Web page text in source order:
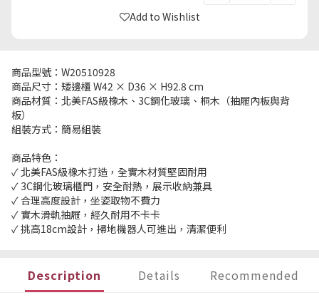
Add to Wishlist
商品型號：W20510928
商品尺寸：矮邊櫃 W42 × D36 × H92.8 cm
商品材質：北美FAS級橡木、3C鋼化玻璃、桐木（抽屜內板與背
板）
組裝方式：簡易組裝
商品特色：
✓ 北美FAS級橡木打造，全實木材質堅固耐用
✓ 3C鋼化玻璃櫃門，安全耐熱，展示收納兼具
✓ 合理高度設計，坐姿取物不費力
✓ 實木滑軌抽屜，經久耐用不卡卡
✓ 挑高18cm設計，掃地機器人可進出，清潔便利
Description Details Recommended